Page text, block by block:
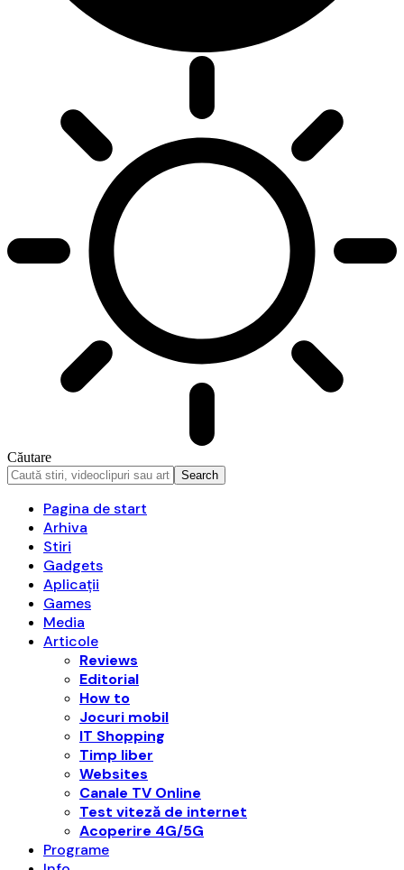
Căutare
Pagina de start
Arhiva
Stiri
Gadgets
Aplicații
Games
Media
Articole
Reviews
Editorial
How to
Jocuri mobil
IT Shopping
Timp liber
Websites
Canale TV Online
Test viteză de internet
Acoperire 4G/5G
Programe